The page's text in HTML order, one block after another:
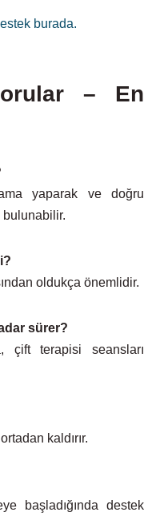
burada.
– En
yaparak ve doğru
oldukça önemlidir.
sürer?
çift terapisi seansları
kaldırır.
başladığında destek